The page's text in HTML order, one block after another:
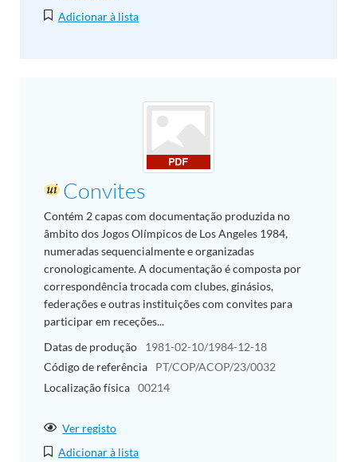
Adicionar à lista
Convites
Contém 2 capas com documentação produzida no
âmbito dos Jogos Olímpicos de Los Angeles 1984,
numeradas sequencialmente e organizadas
cronologicamente. A documentação é composta por
correspondência trocada com clubes, ginásios,
federações e outras instituições com convites para
participar em receções...
Datas de produção
1981-02-10/1984-12-18
Código de referência
PT/COP/ACOP/23/0032
Localização física 00214
Ver registo
Adicionar à lista